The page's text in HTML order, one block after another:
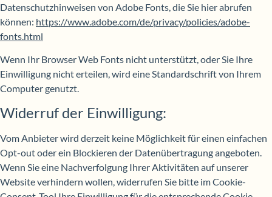
Datenschutzhinweisen von Adobe Fonts, die Sie hier abrufen
können: https://www.adobe.com/de/privacy/policies/adobe-
fonts.html
Wenn Ihr Browser Web Fonts nicht unterstützt, oder Sie Ihre
Einwilligung nicht erteilen, wird eine Standardschrift von Ihrem
Computer genutzt.
Widerruf der Einwilligung:
Vom Anbieter wird derzeit keine Möglichkeit für einen einfachen
Opt-out oder ein Blockieren der Datenübertragung angeboten.
Wenn Sie eine Nachverfolgung Ihrer Aktivitäten auf unserer
Website verhindern wollen, widerrufen Sie bitte im Cookie-